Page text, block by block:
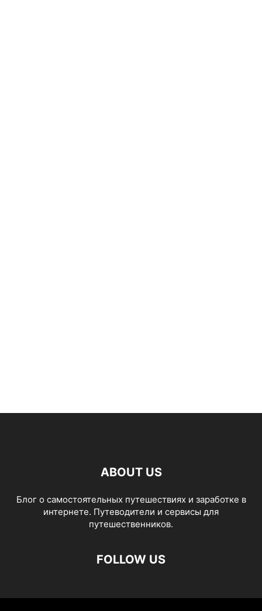
ABOUT US
Блог о самостоятельных путешествиях и заработке в
интернете. Путеводители и сервисы для
путешественников.
FOLLOW US